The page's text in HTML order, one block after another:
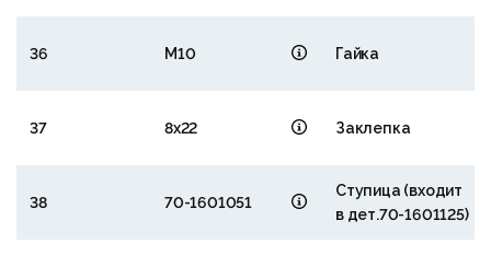
36 М10 Гайка
37 8х22 Заклепка
38 70-1601051
Ступица (входит
в дет.70-1601125)